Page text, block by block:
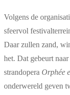
Volgens de
sfeervol
Daar zullen zand,
het. Dat gebeurt
strandopera Orphée
onderwereld geven